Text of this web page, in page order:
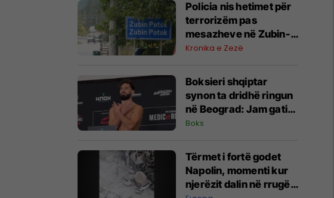
Policia nis hetimet për
terrorizëm pas
mesazheve në Zubin-
Potok
Kronika e Zezë
Boksieri shqiptar
synon ta dridhë ringun
në Beograd: Jam gati,
Zoti e bekoftë
Boks
Tërmet i fortë godet
Napolin, momenti kur
njerëzit dalin në rrugë -